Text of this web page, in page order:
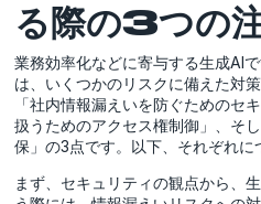
る際の3つの
業務効率化などに寄与する生成AI
は、いくつかのリスクに備えた対
「社内情報漏えいを防ぐためのセ
扱うためのアクセス権制御」、そ
保」の3点です。以下、それぞれに
まず、セキュリティの観点から、